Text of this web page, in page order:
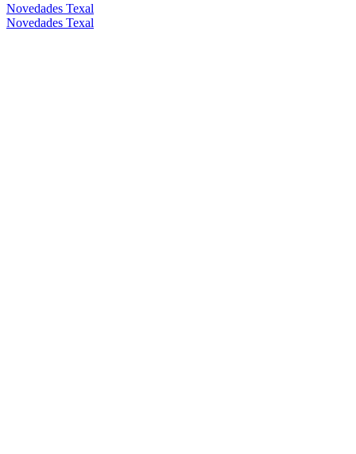
Novedades Texal
Novedades Texal